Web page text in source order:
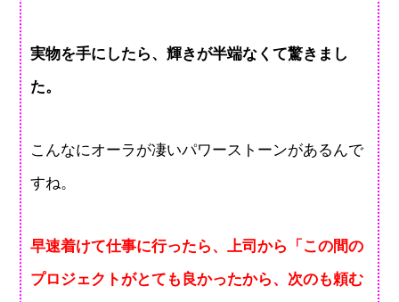
実物を手にしたら、輝きが半端なくて驚きまし
た。
こんなにオーラが凄いパワーストーンがあるんで
すね。
早速着けて仕事に行ったら、上司から「この間の
プロジェクトがとても良かったから、次のも頼む